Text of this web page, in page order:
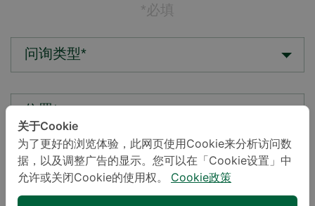
*必填
问询类型*
您的疑问*
关于Cookie
为了更好的浏览体验，此网页使用Cookie来分析访问数
据，以及调整广告的显示。您可以在「Cookie设置」中
允许或关闭Cookie的使用权。
Cookie政策